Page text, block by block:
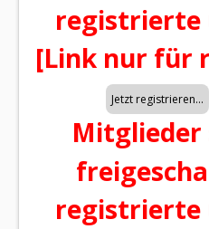
registrierte
[Link nur für
registrierte